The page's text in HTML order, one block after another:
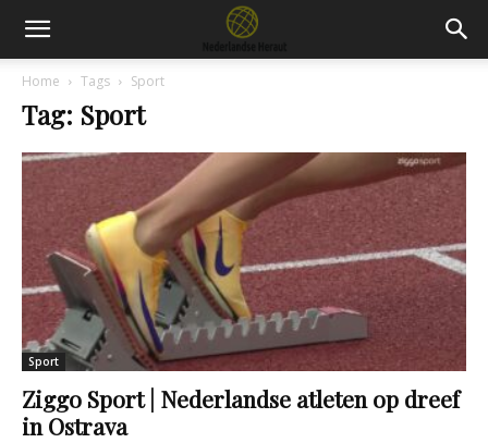
Home Tags Sport
Tag: Sport
Sport
Ziggo Sport | Nederlandse atleten op dreef
in Ostrava